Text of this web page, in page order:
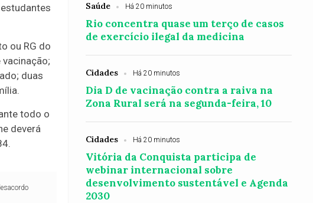
ou RG do
duas
todo o
deverá
Saúde Há 20 minutos
Rio concentra quase um terço de casos
de exercício ilegal da medicina
Cidades Há 20 minutos
Dia D de vacinação contra a raiva na
Zona Rural será na segunda-feira, 10
Cidades Há 20 minutos
Vitória da Conquista participa de
webinar internacional sobre
desenvolvimento sustentável e Agenda
2030